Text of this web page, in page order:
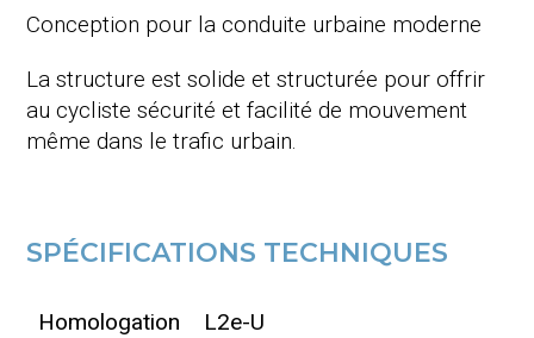
Conception pour la conduite urbaine moderne
La structure est solide et structurée pour offrir
au cycliste sécurité et facilité de mouvement
même dans le trafic urbain.
SPÉCIFICATIONS TECHNIQUES
Homologation L2e-U